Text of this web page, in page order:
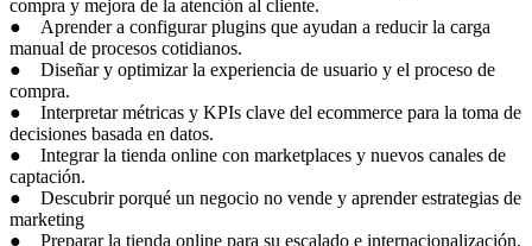
compra y mejora de la atención al cliente.
● Aprender a configurar plugins que ayudan a reducir la carga
manual de procesos cotidianos.
● Diseñar y optimizar la experiencia de usuario y el proceso de
compra.
● Interpretar métricas y KPIs clave del ecommerce para la toma de
decisiones basada en datos.
● Integrar la tienda online con marketplaces y nuevos canales de
captación.
● Descubrir porqué un negocio no vende y aprender estrategias de
marketing
● Preparar la tienda online para su escalado e internacionalización.